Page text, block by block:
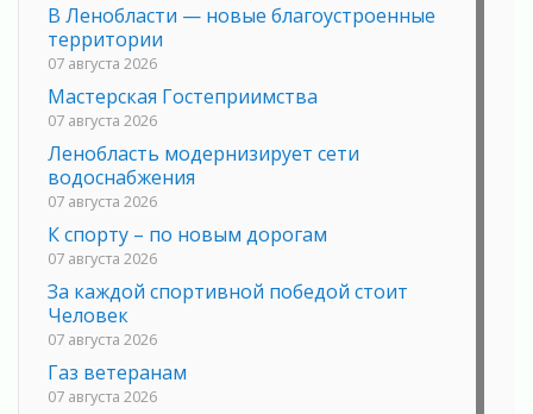
В Ленобласти — новые благоустроенные
территории
07 августа 2026
Мастерская Гостеприимства
07 августа 2026
Ленобласть модернизирует сети
водоснабжения
07 августа 2026
К спорту – по новым дорогам
07 августа 2026
За каждой спортивной победой стоит
Человек
07 августа 2026
Газ ветеранам
07 августа 2026